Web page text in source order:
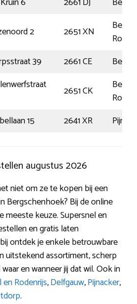
2 2651 XN
39 2661 CE
2651 CK
15 2641 XR
augustus 2026
niet om ze te kopen bij een
Bergschenhoek? Bij de online
meeste keuze. Supersnel en
en gratis laten
ontdek je enkele betrouwbare
uitstekend assortiment, scherp
en wanneer jij dat wil. Ook in
Rodenrijs,Delfgauw,Pijnacker,
.